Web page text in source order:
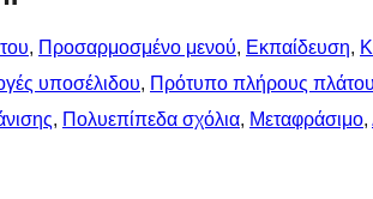
, Προσαρμοσμένο μενού, Εκπαίδευση,
υποσέλιδου, Πρότυπο πλήρους
, Πολυεπίπεδα σχόλια, Μεταφράσιμο,